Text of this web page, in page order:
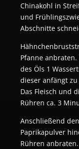
Chinakohl in
und
Abschnitte
Pfanne
des Öls 1
dieser anfängt
Das Fleisch und
Rühren ca. 3
Anschließend
Paprikapulver
Rühren